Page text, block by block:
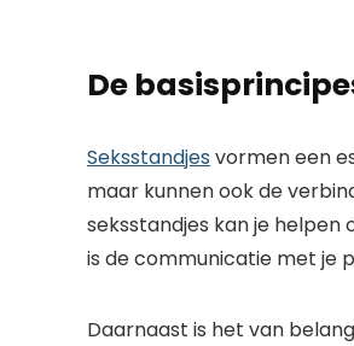
De
Seksstandjes vormen een
maar kunnen ook de
seksstandjes kan je
is de communicatie met je
Daarnaast is het van